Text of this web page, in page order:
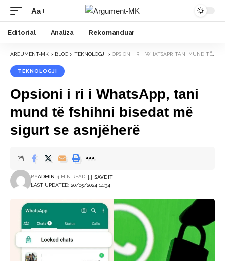
Font
Resizer
Aa
Editorial Analiza Rekomanduar
ARGUMENT-MK > BLOG > TEKNOLOGJI > OPSIONI I RI I WHATSAPP, TANI MUND TË FSHIHNI BISEDAT MË SIGURT SE ASNJËHERË
TEKNOLOGJI
Opsioni i ri i WhatsApp, tani
mund të fshihni bisedat më
sigurt se asnjëherë
LAST UPDATED: 20/05/2024 14:34
BYADMIN 4 MIN READ